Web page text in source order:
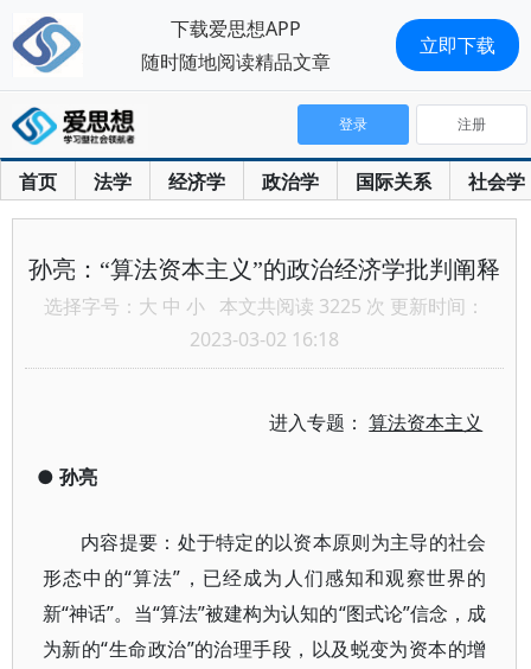
首页 法学 经济学 政治学 国际关系 社会学
登录 注册
孙亮：“算法资本主义”的政治经济学批判阐释
选择字号： 大 中 小 本文共阅读 3225 次 更新时间：
2023-03-02 16:18
进入专题：算法资本主义
● 孙亮
内容提要：处于特定的以资本原则为主导的社会
形态中的“算法”，已经成为人们感知和观察世界的
新“神话”。当“算法”被建构为认知的“图式论”信念，成
为新的“生命政治”的治理手段，以及蜕变为资本的增
下载爱思想APP
随时随地阅读精品文章
立即下载